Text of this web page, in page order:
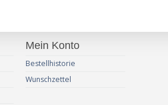
Mein Konto
Bestellhistorie
Wunschzettel